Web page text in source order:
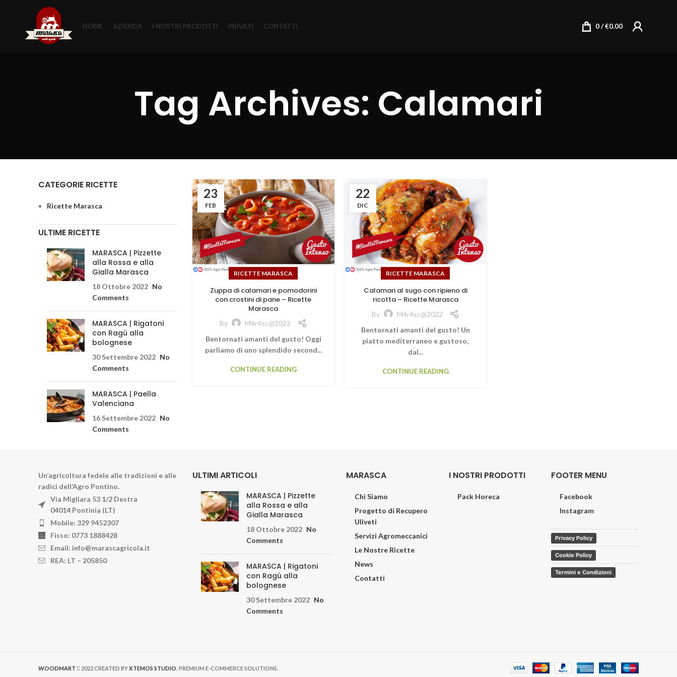
HOME AZIENDA I NOSTRI PRODOTTI PRIVATI CONTATTI 0/ €0.00
Tag Archives: Calamari
23
FEB
RICETTE MARASCA
Zuppa di calamari e pomodorini
con crostini di pane – Ricette
Marasca
By
M4r4sc@2022
Bentornati amanti del gusto! Oggi
parliamo di uno splendido second...
CONTINUE READING
22
DIC
RICETTE MARASCA
Calamari al sugo con ripieno di
ricotta – Ricette Marasca
By
M4r4sc@2022
Bentornati amanti del gusto! Un
piatto mediterraneo e gustoso,
dal...
CONTINUE READING
CATEGORIE RICETTE
Ricette Marasca
ULTIME RICETTE
MARASCA | Pizzette
alla Rossa e alla
Gialla Marasca
18 Ottobre 2022 No
Comments
MARASCA | Rigatoni
con Ragù alla
bolognese
30 Settembre 2022 No
Comments
MARASCA | Paella
Valenciana
16 Settembre 2022 No
Comments
Un’agricoltura fedele alle tradizioni e alle
radici dell’Agro Pontino.
Via Migliara 53 1/2 Destra
04014 Pontinia (LT)
Mobile: 329 9452307
Fisso: 0773 1888428
Email: info@marascagricola.it
REA: LT – 205850
ULTIMI ARTICOLI
MARASCA | Pizzette
alla Rossa e alla
Gialla Marasca
18 Ottobre 2022 No
Comments
MARASCA | Rigatoni
con Ragù alla
bolognese
30 Settembre 2022 No
Comments
MARASCA
Chi Siamo
Progetto di Recupero
Uliveti
Servizi Agromeccanici
Le Nostre Ricette
News
Contatti
I NOSTRI PRODOTTI
Pack Horeca
FOOTER MENU
Facebook
Instagram
Privacy Policy
Cookie Policy
Termini e Condizioni
WOODMART 2022 CREATED BYXTEMOS STUDIO. PREMIUM E-COMMERCE SOLUTIONS.